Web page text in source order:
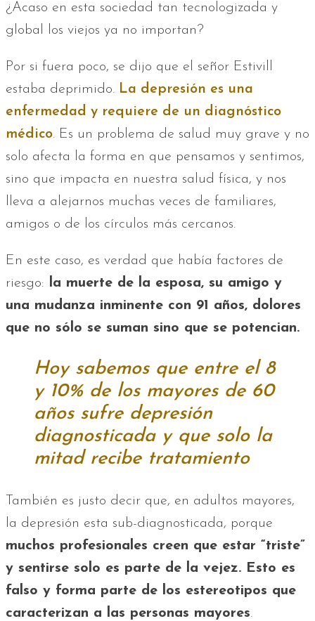
¿Acaso en esta sociedad tan tecnologizada y
global los viejos ya no importan?
Por si fuera poco, se dijo que el señor Estivill
estaba deprimido. La depresión es una
enfermedad y requiere de un diagnóstico
médico. Es un problema de salud muy grave y no
solo afecta la forma en que pensamos y sentimos,
sino que impacta en nuestra salud física, y nos
lleva a alejarnos muchas veces de familiares,
amigos o de los círculos más cercanos.
En este caso, es verdad que había factores de
riesgo: la muerte de la esposa, su amigo y
una mudanza inminente con 91 años, dolores
que no sólo se suman sino que se potencian.
Hoy sabemos que entre el 8
y 10% de los mayores de 60
años sufre depresión
diagnosticada y que solo la
mitad recibe tratamiento
También es justo decir que, en adultos mayores,
la depresión esta sub-diagnosticada, porque
muchos profesionales creen que estar “triste”
y sentirse solo es parte de la vejez. Esto es
falso y forma parte de los estereotipos que
caracterizan a las personas mayores.